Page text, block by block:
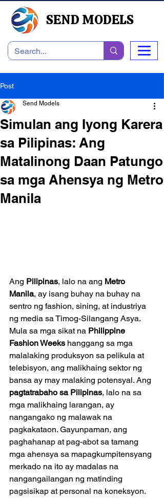
SEND MODELS
Post
Simulan ang Iyong Karera
sa Pilipinas: Ang
Matalinong Daan Patungo
sa mga Ahensya ng Metro
Manila
Send Models
Ang Pilipinas, lalo na ang Metro
Manila, ay isang buhay na buhay na
sentro ng fashion, sining, at industriya
ng media sa Timog-Silangang Asya.
Mula sa mga sikat na Philippine
Fashion Weeks hanggang sa mga
malalaking produksyon sa pelikula at
telebisyon, ang malikhaing sektor ng
bansa ay may malaking potensyal. Ang
pagtatrabaho sa Pilipinas, lalo na sa
mga malikhaing larangan, ay
nangangako ng malawak na
pagkakataon. Gayunpaman, ang
paghahanap at pag-abot sa tamang
mga ahensya sa mapagkumpitensyang
merkado na ito ay madalas na
nangangailangan ng matinding
pagsisikap at personal na koneksyon.